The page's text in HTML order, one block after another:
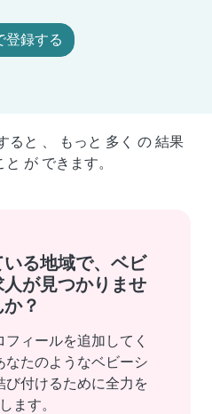
登録する
ると 、 もっと 多く の 結果
が できます。
る地域で、ベビ
が見つかりませ
か？
ィールを追加してく
なたのようなベビーシ
び付けるために全力を
ます。